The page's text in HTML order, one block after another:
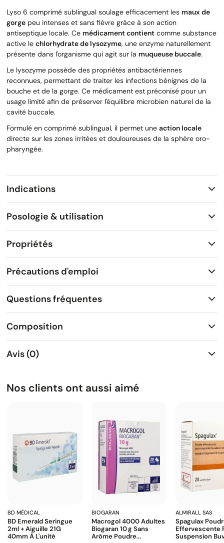
Lyso 6 comprimé sublingual soulage efficacement les maux de
gorge peu intenses et sans fièvre grâce à son action
antiseptique locale. Ce médicament contient comme substance
active le chlorhydrate de lysozyme, une enzyme naturellement
présente dans l'organisme qui agit sur la muqueuse buccale.
Le lysozyme possède des propriétés antibactériennes
reconnues, permettant de traiter les infections bénignes de la
bouche et de la gorge. Ce médicament est préconisé pour un
usage limité afin de préserver l'équilibre microbien naturel de la
cavité buccale.
Formulé en comprimé sublingual, il permet une action locale
directe sur les zones irritées et douloureuses de la sphère oro-
pharyngée.
Indications
Posologie & utilisation
Propriétés
Précautions d'emploi
Questions fréquentes
Composition
Avis (0)
Nos clients ont aussi aimé
BD MÉDICAL
BD Emerald Seringue
2ml + Aiguille 21G
40mm À L'unité
BIOGARAN
Macrogol 4000 Adultes
Biogaran 10 G Sans
Arôme Poudre...
ALMIRALL SAS
Spagulax
Effervescente
Suspension